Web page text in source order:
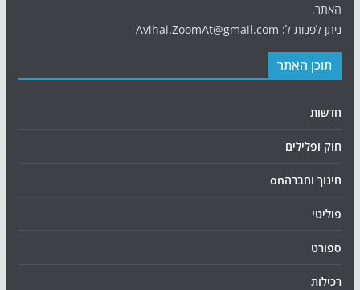
האתר.
ניתן לפנות ל: Avihai.ZoomAt@gmail.com
תוכן האתר
חדשות
חוק ופלילים
חינוך וחברהon
פוליטי
ספורט
רכילות